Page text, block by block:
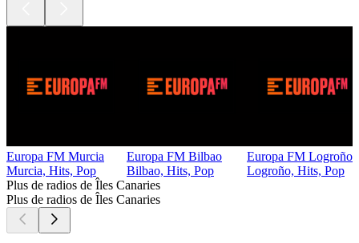
Europa FM Murcia
Murcia, Hits, Pop
Europa FM Bilbao
Bilbao, Hits, Pop
Europa FM Logroño
Logroño, Hits, Pop
Plus de radios de Îles Canaries
Plus de radios de Îles Canaries